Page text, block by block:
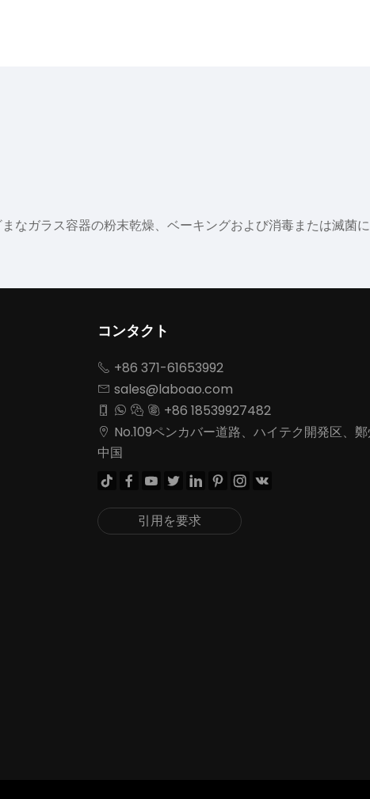
なガラス容器の粉末乾燥、ベーキングおよび消毒または滅菌
コンタクト
 +86 371-61653992
 sales@laboao.com
    +86 18539927482
 No.109ペンカバー道路、ハイテク開発区、
中国
       
引用を要求